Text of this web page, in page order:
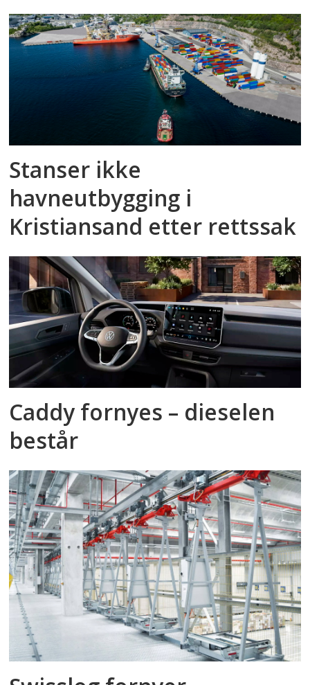
Stanser ikke
havneutbygging i
Kristiansand etter rettssak
Caddy fornyes – dieselen
består